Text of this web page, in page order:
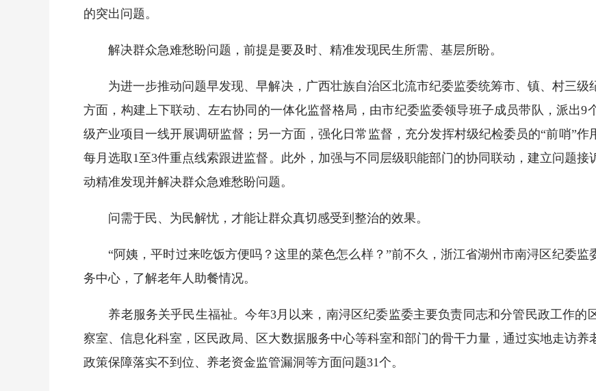
的突出问题。
解决群众急难愁盼问题，前提是要及时、精准发现民生所需、基层所盼。
为进一步推动问题早发现、早解决，广西壮族自治区北流市纪委监委统筹市、镇、村三级
方面，构建上下联动、左右协同的一体化监督格局，由市纪委监委领导班子成员带队，派出9
级产业项目一线开展调研监督；另一方面，强化日常监督，充分发挥村级纪检委员的“前哨”
每月选取1至3件重点线索跟进监督。此外，加强与不同层级职能部门的协同联动，建立问题
动精准发现并解决群众急难愁盼问题。
问需于民、为民解忧，才能让群众真切感受到整治的效果。
“阿姨，平时过来吃饭方便吗？这里的菜色怎么样？”前不久，浙江省湖州市南浔区纪委监
务中心，了解老年人助餐情况。
养老服务关乎民生福祉。今年3月以来，南浔区纪委监委主要负责同志和分管民政工作的
察室、信息化科室，区民政局、区大数据服务中心等科室和部门的骨干力量，通过实地走访
政策保障落实不到位、养老资金监管漏洞等方面问题31个。